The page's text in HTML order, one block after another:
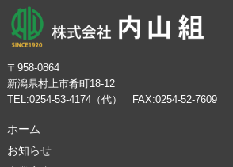
ブ
〒958-0864
新潟県村上市肴町18-12
TEL:0254-53-4174（代） FAX:0254-52-7609
ホーム
お知らせ